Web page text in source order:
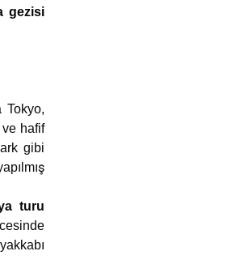
gezisi
Tokyo,
hafif
gibi
turu